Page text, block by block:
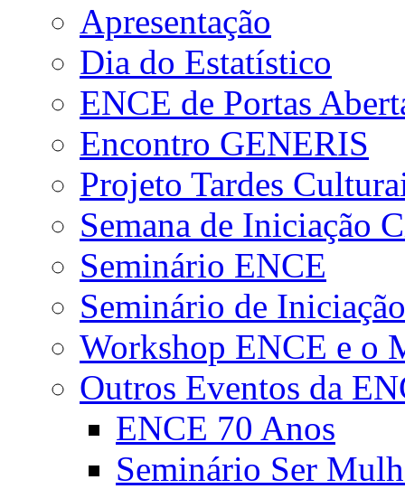
Apresentação
Dia do Estatístico
ENCE de Portas
Encontro GENERIS
Projeto Tardes
Semana de Iniciação
Seminário ENCE
Seminário de
Workshop ENCE e o
Outros Eventos da
ENCE 70 Anos
Seminário Ser